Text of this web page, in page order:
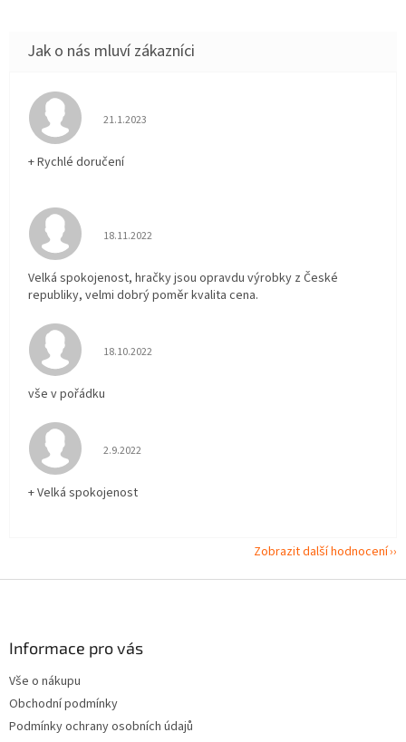
Hodnocení obchodu je 5 z 5 hvězdiček.
21.1.2023
+ Rychlé doručení
Hodnocení obchodu je 5 z 5 hvězdiček.
18.11.2022
Velká spokojenost, hračky jsou opravdu výrobky z České
republiky, velmi dobrý poměr kvalita cena.
Hodnocení obchodu je 5 z 5 hvězdiček.
18.10.2022
vše v pořádku
Hodnocení obchodu je 5 z 5 hvězdiček.
2.9.2022
+ Velká spokojenost
Zobrazit další hodnocení
Informace pro vás
Vše o nákupu
Obchodní podmínky
Podmínky ochrany osobních údajů